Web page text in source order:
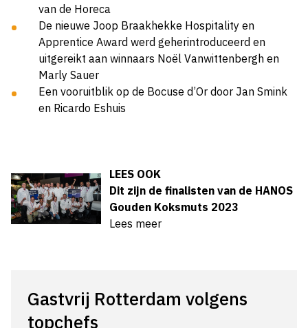
van de Horeca
De nieuwe Joop Braakhekke Hospitality en
Apprentice Award werd geherintroduceerd en
uitgereikt aan winnaars Noël Vanwittenbergh en
Marly Sauer
Een vooruitblik op de Bocuse d’Or door Jan Smink
en Ricardo Eshuis
LEES OOK
Dit zijn de finalisten van de HANOS
Gouden Koksmuts 2023
Lees meer
Gastvrij Rotterdam volgens
topchefs